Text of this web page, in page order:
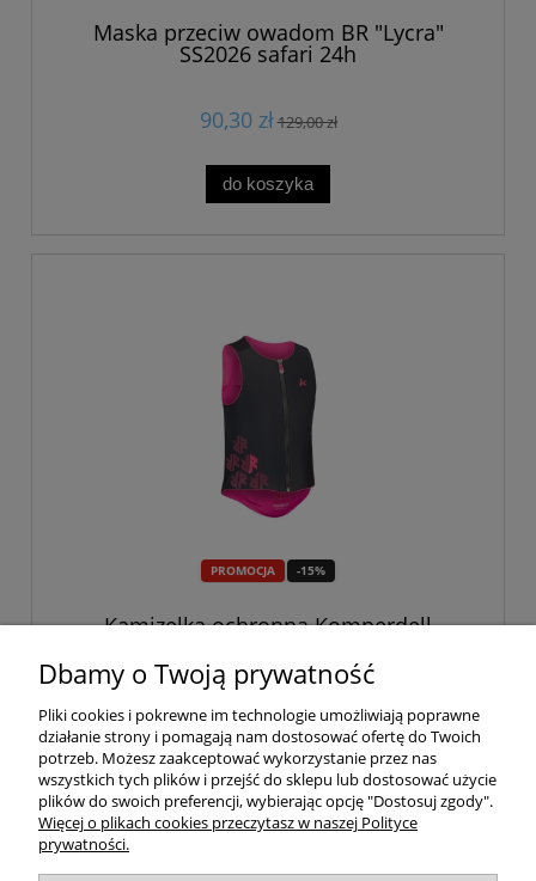
Maska przeciw owadom BR "Lycra"
SS2026 safari 24h
90,30 zł129,00 zł
do koszyka
PROMOCJA -15%
Kamizelka ochronna Komperdell
424,15 zł499,00 zł
do koszyka
Twoje konto
Dbamy o Twoją prywatność
Pliki cookies i pokrewne im technologie umożliwiają poprawne
działanie strony i pomagają nam dostosować ofertę do Twoich
potrzeb. Możesz zaakceptować wykorzystanie przez nas
wszystkich tych plików i przejść do sklepu lub dostosować użycie
plików do swoich preferencji, wybierając opcję "Dostosuj zgody".
Więcej o plikach cookies przeczytasz w naszej Polityce
prywatności.